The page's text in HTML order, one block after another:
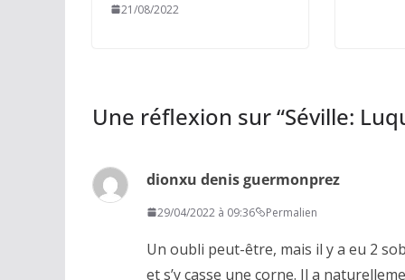
21/08/2022
Une réflexion sur “Séville:
dionxu denis guermonprez
29/04/2022 à 09:36 Permalien
Un oubli peut-être, mais il y a eu 2
et s’y casse une corne. Il a